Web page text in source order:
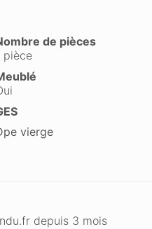
de pièces
pièce
vierge
depuis 3 mois